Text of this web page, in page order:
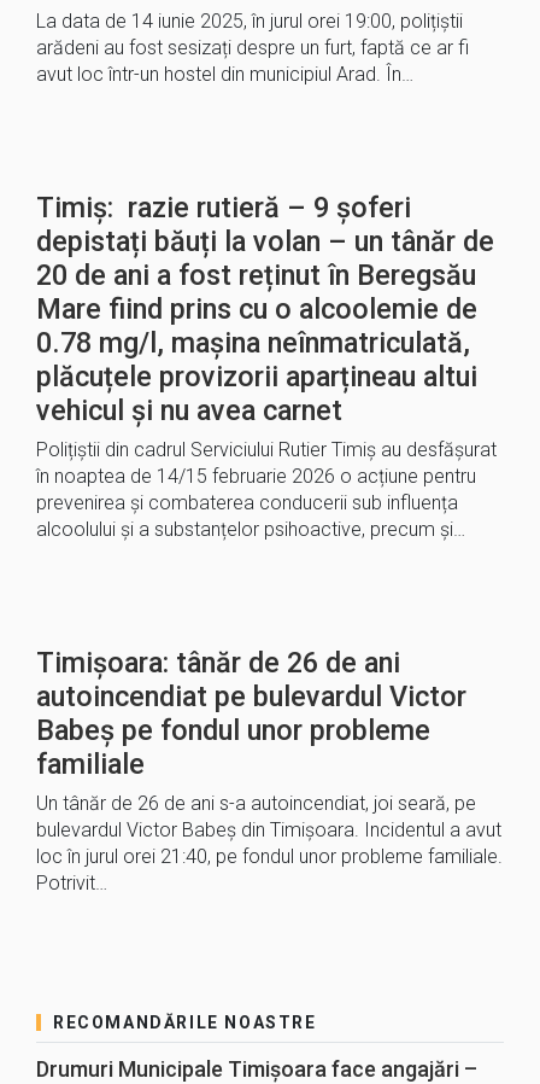
La data de 14 iunie 2025, în jurul orei 19:00, polițiștii
arădeni au fost sesizați despre un furt, faptă ce ar fi
avut loc într-un hostel din municipiul Arad. În…
Timiș: razie rutieră – 9 șoferi
depistați băuți la volan – un tânăr de
20 de ani a fost reținut în Beregsău
Mare fiind prins cu o alcoolemie de
0.78 mg/l, mașina neînmatriculată,
plăcuțele provizorii aparțineau altui
vehicul și nu avea carnet
Polițiștii din cadrul Serviciului Rutier Timiș au desfășurat
în noaptea de 14/15 februarie 2026 o acțiune pentru
prevenirea și combaterea conducerii sub influența
alcoolului și a substanțelor psihoactive, precum și…
Timișoara: tânăr de 26 de ani
autoincendiat pe bulevardul Victor
Babeș pe fondul unor probleme
familiale
Un tânăr de 26 de ani s-a autoincendiat, joi seară, pe
bulevardul Victor Babeș din Timișoara. Incidentul a avut
loc în jurul orei 21:40, pe fondul unor probleme familiale.
Potrivit…
RECOMANDĂRILE NOASTRE
Drumuri Municipale Timișoara face angajări –